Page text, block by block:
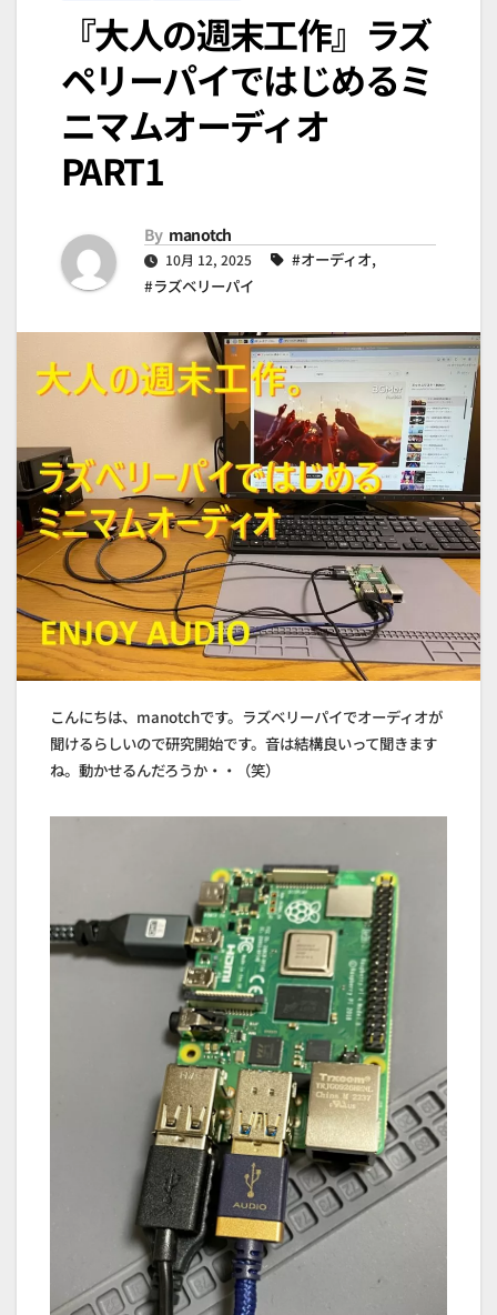
『大人の週末工作』ラズ
ペリーパイではじめるミ
ニマムオーディオ
PART1
By manotch
10月 12, 2025 #オーディオ,
#ラズベリーパイ
こんにちは、manotchです。ラズベリーパイでオーディオが
聞けるらしいので研究開始です。音は結構良いって聞きます
ね。動かせるんだろうか・・（笑）